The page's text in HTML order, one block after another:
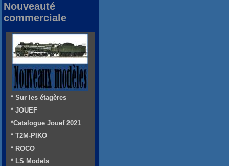
Nouveauté
commerciale
* Sur les étagères
* JOUEF
*Catalogue Jouef 2021
* T2M-PIKO
* ROCO
* LS Models